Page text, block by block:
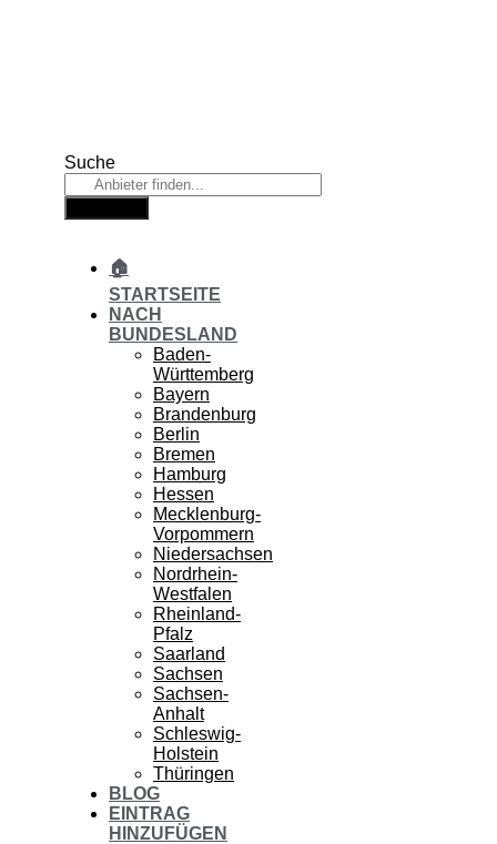
Suche
🏠
STARTSEITE
NACH
BUNDESLAND
Baden-
Württemberg
Bayern
Brandenburg
Berlin
Bremen
Hamburg
Hessen
Mecklenburg-
Vorpommern
Niedersachsen
Nordrhein-
Westfalen
Rheinland-
Pfalz
Saarland
Sachsen
Sachsen-
Anhalt
Schleswig-
Holstein
Thüringen
BLOG
EINTRAG
HINZUFÜGEN